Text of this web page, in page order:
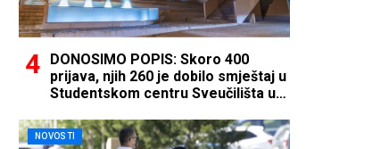
DONOSIMO POPIS: Skoro 400
prijava, njih 260 je dobilo smještaj u
Studentskom centru Sveučilišta u
NOVOSTI